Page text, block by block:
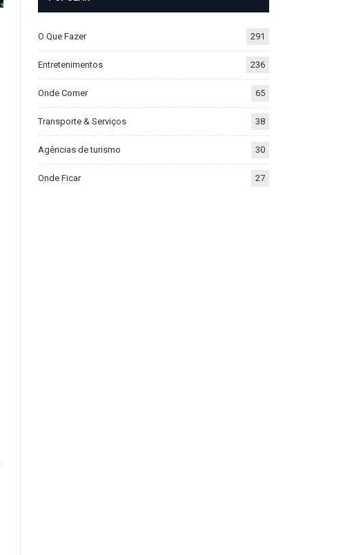
O Que Fazer 291
Entretenimentos 236
Onde Comer 65
Transporte & Serviços 38
Agências de turismo 30
Onde Ficar 27